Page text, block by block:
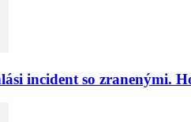
incident so